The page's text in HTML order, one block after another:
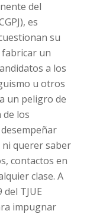
del
es
su
fabricar un
a los
u otros
un peligro de
los
querer saber
contactos en
clase. A
TJUE
impugnar